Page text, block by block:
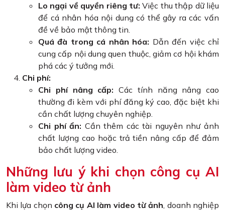
Lo ngại về quyền riêng tư: Việc thu thập dữ liệu
để cá nhân hóa nội dung có thể gây ra các vấn
đề về bảo mật thông tin.
Quá đà trong cá nhân hóa: Dẫn đến việc chỉ
cung cấp nội dung quen thuộc, giảm cơ hội khám
phá các ý tưởng mới.
Chi phí:
Chi phí nâng cấp: Các tính năng nâng cao
thường đi kèm với phí đăng ký cao, đặc biệt khi
cần chất lượng chuyên nghiệp.
Chi phí ẩn: Cần thêm các tài nguyên như ảnh
chất lượng cao hoặc trả tiền nâng cấp để đảm
bảo chất lượng video.
Những lưu ý khi chọn công cụ AI
làm video từ ảnh
Khi lựa chọn công cụ AI làm video từ ảnh, doanh nghiệp